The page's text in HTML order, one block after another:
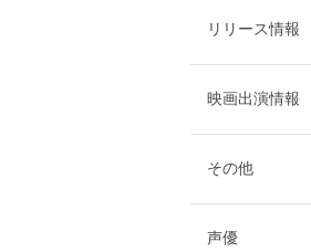
リリース情報
映画出演情報
その他
声優